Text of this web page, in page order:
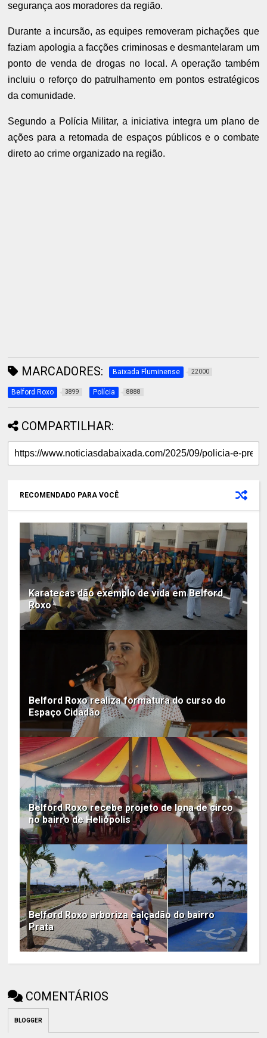
segurança aos moradores da região.
Durante a incursão, as equipes removeram pichações que
faziam apologia a facções criminosas e desmantelaram um
ponto de venda de drogas no local. A operação também
incluiu o reforço do patrulhamento em pontos estratégicos
da comunidade.
Segundo a Polícia Militar, a iniciativa integra um plano de
ações para a retomada de espaços públicos e o combate
direto ao crime organizado na região.
MARCADORES: Baixada Fluminense 22000
Belford Roxo 3899 Polícia 8888
COMPARTILHAR:
RECOMENDADO PARA VOCÊ
Karatecas dão exemplo de vida em Belford
Roxo
Belford Roxo realiza formatura do curso do
Espaço Cidadão
Belford Roxo recebe projeto de lona de circo
no bairro de Heliópolis
Belford Roxo arboriza calçadão do bairro
Prata
COMENTÁRIOS
BLOGGER